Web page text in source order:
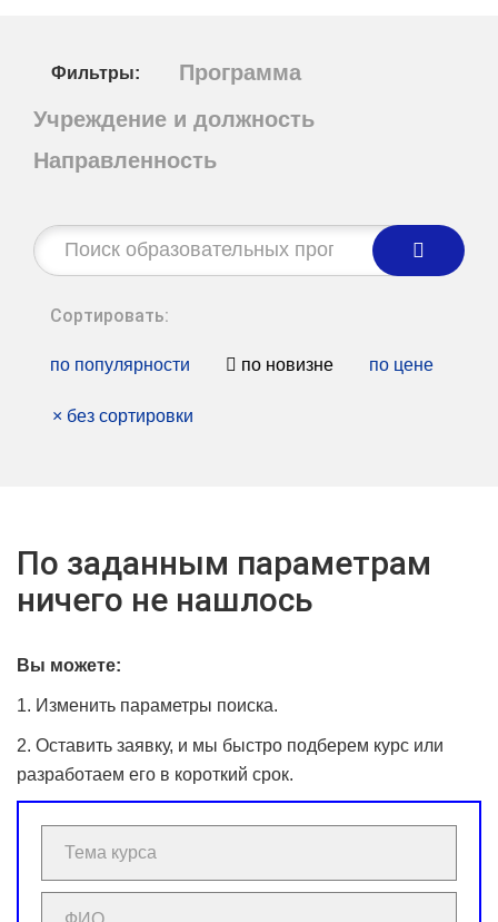
Фильтры:
Программа
Учреждение и должность
Направленность
Строка
поиска:
Сортировать:
по популярности по новизне по цене
× без сортировки
По заданным параметрам
ничего не нашлось
Вы можете:
1. Изменить параметры поиска.
2. Оставить заявку, и мы быстро подберем курс или
разработаем его в короткий срок.